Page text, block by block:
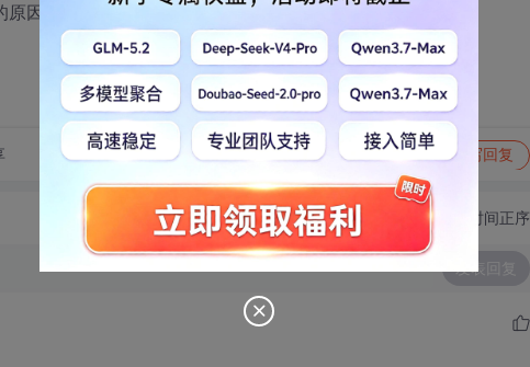
因呢，还有数据库日志怎么删除，删除会不会快点？
转发到动态 举报 写回复
切换为时间正序
发表回复